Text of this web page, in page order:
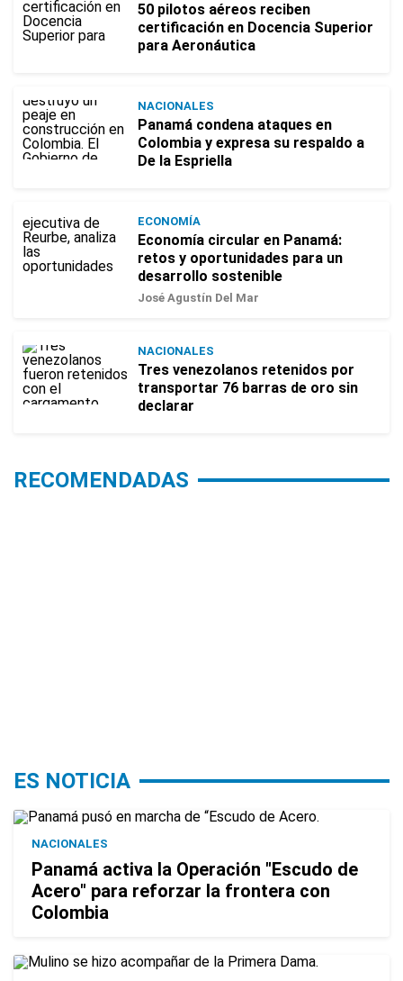
50 pilotos aéreos reciben
certificación en Docencia Superior
para Aeronáutica
NACIONALES
Panamá condena ataques en
Colombia y expresa su respaldo a
De la Espriella
ECONOMÍA
Economía circular en Panamá:
retos y oportunidades para un
desarrollo sostenible
José Agustín Del Mar
NACIONALES
Tres venezolanos retenidos por
transportar 76 barras de oro sin
declarar
RECOMENDADAS
ES NOTICIA
NACIONALES
Panamá activa la Operación "Escudo de
Acero" para reforzar la frontera con
Colombia